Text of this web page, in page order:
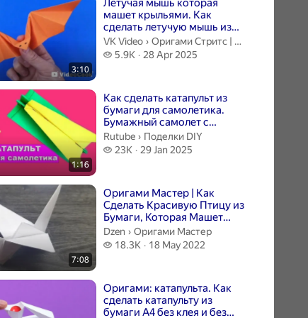
3:10
Летучая мышь которая
машет крыльями. Как
сделать летучую мышь из
бумаги. #Оригами
#СделайСам@Origam...
VK Video › Оригами Стритс | Оригами |
Оригами Стритс | Оригами | Поделки из бумаги
5.9K
5.9 thousand views
28 Apr 2025
1:16
Как сделать катапульт из
бумаги для самолетика.
Бумажный самолет с
катапультой
Rutube › Поделки DIY.
Поделки DIY
23K
23 thousand views
29 Jan 2025
7:08
Оригами Мастер | Как
Сделать Красивую Птицу из
Бумаги, Которая Машет
Крыльями | ОРИГАМИ
Dzen › Оригами Мастер.
Оригами Мастер
18.3K
18.3 thousand views
18 May 2022
Оригами: катапульта. Как
сделать катапульту из
бумаги А4 без клея и без